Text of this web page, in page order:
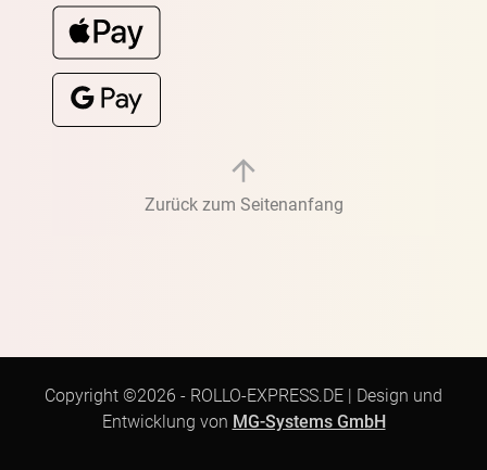
Zurück zum Seitenanfang
Copyright ©2026 - ROLLO-EXPRESS.DE | Design und
Entwicklung von MG-Systems GmbH